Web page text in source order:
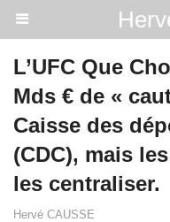
L’UFC Que
Mds € de «
Caisse des
(CDC), mais
les centraliser.
Hervé CAUSSE